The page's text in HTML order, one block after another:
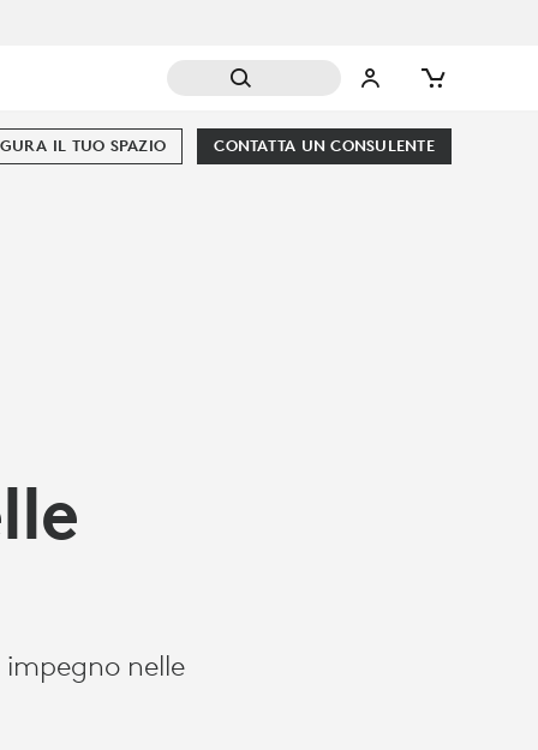
CONTATTA UN CONSULENTE
IL TUO SPAZIO
nelle